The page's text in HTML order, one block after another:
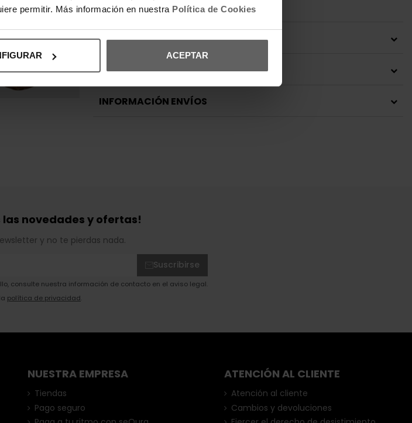
permitir. Más información en nuestra Política de Cookies
ACEPTAR
DETALLES DEL PRODUCTO
DEVOLUCIONES Y CAMBIOS
INFORMACIÓN ENVÍOS
las novedades y ofertas!
y no te pierdas nada.
Suscribirse
consulte nuestra información de contacto en el aviso legal.
política de privacidad.
ATENCIÓN AL CLIENTE
Atención al cliente
Cambios y devoluciones
NUESTRA EMPRESA
Tiendas
Pago seguro